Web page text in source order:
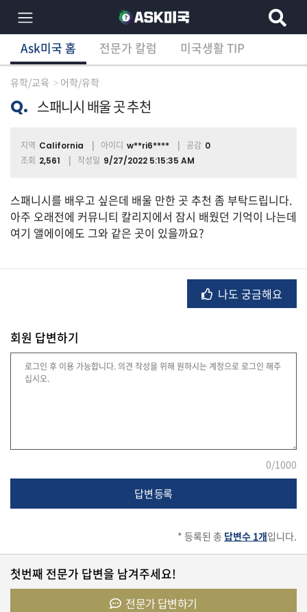
×
분
별
상
담
체
법
부
산
테
크
Ask미국 홈 전문가 칼럼 미국생활 TIP
Ask미국 홈 전문가 칼럼 미국생활 TIP
유학/교육 어학/유학
Q. 스패니시 배울 곳 추천
지역 California 아이디 w**ri6**** 공감 0
조회 2,561 작성일 9/27/2022 5:15:35 AM
스패니시를 배우고 싶은데 배울 만한 곳 추천 좀 부탁드립니다.
아주 오래전에 커뮤니티 칼리지에서 잠시 배웠던 기억이 나는데
여기 앨에이에도 그와 같은 곳이 있을까요?
나도 궁금해요
회원 답변하기
0/1000
답변 등록
* 등록된 총 답변수 1개입니다.
첫번째 전문가 답변을 남겨주세요!
전문가 답변하기